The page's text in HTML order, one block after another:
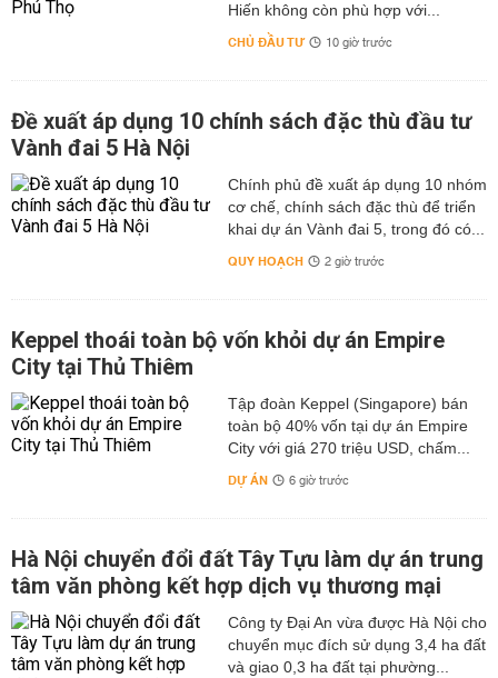
Hiến không còn phù hợp với...
CHỦ ĐẦU TƯ 10 giờ trước
Đề xuất áp dụng 10 chính sách đặc thù đầu tư
Vành đai 5 Hà Nội
Chính phủ đề xuất áp dụng 10 nhóm
cơ chế, chính sách đặc thù để triển
khai dự án Vành đai 5, trong đó có...
QUY HOẠCH 2 giờ trước
Keppel thoái toàn bộ vốn khỏi dự án Empire
City tại Thủ Thiêm
Tập đoàn Keppel (Singapore) bán
toàn bộ 40% vốn tại dự án Empire
City với giá 270 triệu USD, chấm...
DỰ ÁN 6 giờ trước
Hà Nội chuyển đổi đất Tây Tựu làm dự án trung
tâm văn phòng kết hợp dịch vụ thương mại
Công ty Đại An vừa được Hà Nội cho
chuyển mục đích sử dụng 3,4 ha đất
và giao 0,3 ha đất tại phường...